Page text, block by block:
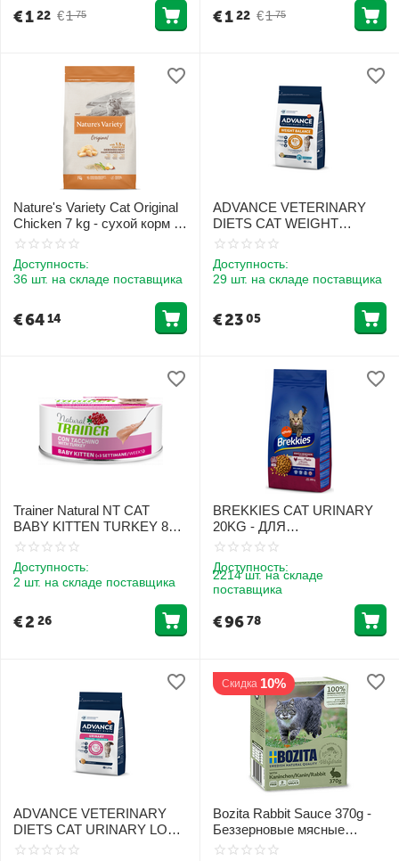
€1 75
€122 €1 75
€122
Nature's Variety Cat Original
Chicken 7 kg - сухой корм с
курицей для взрослых
Доступность:
36 шт. на складе поставщика
€6414
ADVANCE VETERINARY
DIETS CAT WEIGHT
BALANCE 1.5KG - ДЛЯ
ВЕСА
Доступность:
29 шт. на складе поставщика
€2305
Trainer Natural NT CAT
BABY KITTEN TURKEY 80
G - Полноценный
для котят с 3-х недельного
возраста.
Доступность:
2 шт. на складе поставщика
€2 26
BREKKIES CAT URINARY
20KG - ДЛЯ
СТЕРИЛИЗОВАННЫХ
Доступность:
2214 шт. на складе
поставщика
€9678
ADVANCE VETERINARY
DIETS CAT URINARY LOW
CALORIES 1.25KG - ДЛЯ
Скидка 10%
Bozita Rabbit Sauce 370g -
Беззерновые мясные
кусочки с кроликом в соусе